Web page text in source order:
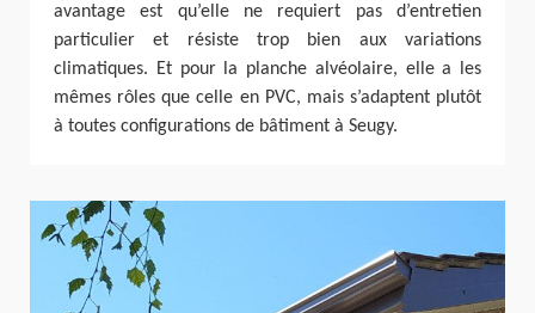
avantage est qu’elle ne requiert pas d’entretien
particulier et résiste trop bien aux variations
climatiques. Et pour la planche alvéolaire, elle a les
mêmes rôles que celle en PVC, mais s’adaptent plutôt
à toutes configurations de bâtiment à Seugy.